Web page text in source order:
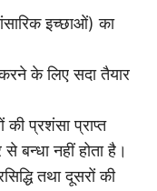
इच्छाओं) का
के लिए सदा तैयार
की प्रशंसा प्राप्त
बन्धा नहीं होता है।
तथा दूसरों की